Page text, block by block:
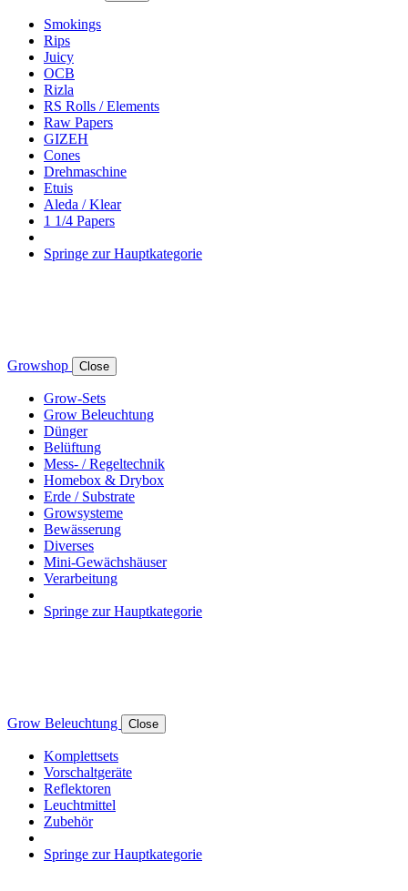
Smokings
Rips
Juicy
OCB
Rizla
RS Rolls / Elements
Raw Papers
GIZEH
Cones
Drehmaschine
Etuis
Aleda / Klear
1 1/4 Papers
Springe zur Hauptkategorie
Growshop Close
Grow-Sets
Grow Beleuchtung
Dünger
Belüftung
Mess- / Regeltechnik
Homebox & Drybox
Erde / Substrate
Growsysteme
Bewässerung
Diverses
Mini-Gewächshäuser
Verarbeitung
Springe zur Hauptkategorie
Grow Beleuchtung Close
Komplettsets
Vorschaltgeräte
Reflektoren
Leuchtmittel
Zubehör
Springe zur Hauptkategorie